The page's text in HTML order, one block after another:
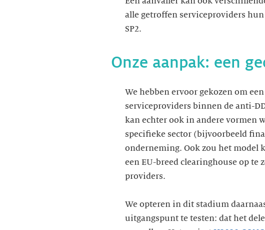
alle getroffen serviceproviders
SP2.
Onze aanpak: een
We hebben ervoor gekozen om
serviceproviders binnen de anti-
kan echter ook in andere vormen
specifieke sector (bijvoorbeeld
onderneming. Ook zou het model
een EU-breed clearinghouse op te
providers.
We opteren in dit stadium
uitgangspunt te testen: dat het